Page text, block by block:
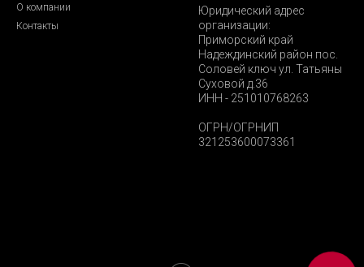
О компании
Контакты
Юридический адрес
организации:
Приморский край
Надеждинский район пос.
Соловей ключ ул. Татьяны
Суховой д.36
ИНН - 251010768263
ОГРН/ОГРНИП
321253600073361